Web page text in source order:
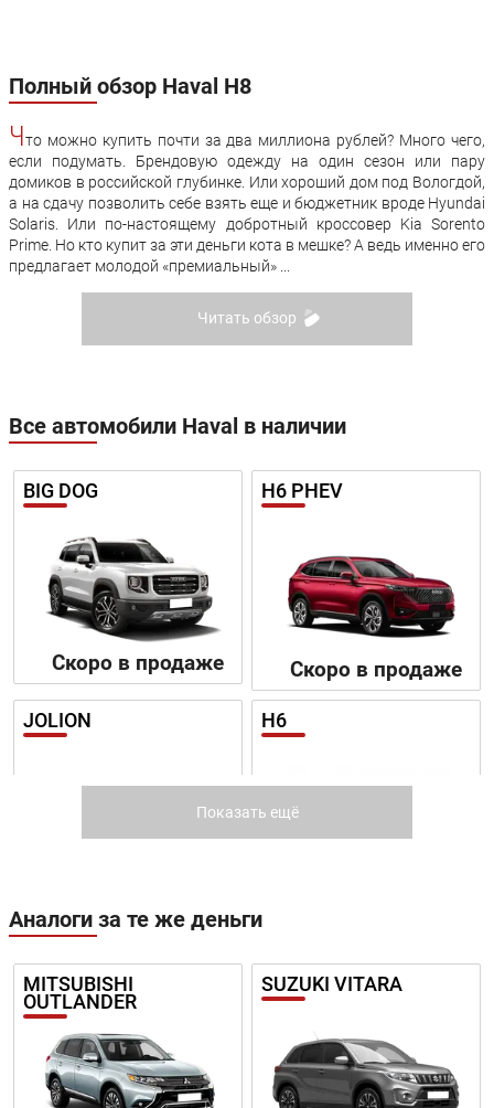
Полный обзор Haval H8
Что можно купить почти за два миллиона рублей? Много чего,
если подумать. Брендовую одежду на один сезон или пару
домиков в российской глубинке. Или хороший дом под Вологдой,
а на сдачу позволить себе взять еще и бюджетник вроде Hyundai
Solaris. Или по-настоящему добротный кроссовер Kia Sorento
Prime. Но кто купит за эти деньги кота в мешке? А ведь именно его
предлагает молодой «премиальный» ...
Читать обзор
Все автомобили Haval в наличии
BIG DOG
Скоро в продаже
H6 PHEV
Скоро в продаже
JOLION
1 648 410 ₽
В кредит от:
22 491 ₽/мес.
H6
22 504 ₽/мес.
M6 H3
Показать ещё
Аналоги за те же деньги
MITSUBISHI
OUTLANDER
SUZUKI VITARA